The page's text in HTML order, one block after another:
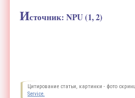
Источник: NPU (1, 2)
Цитирование статьи, картинки - фото
Service.